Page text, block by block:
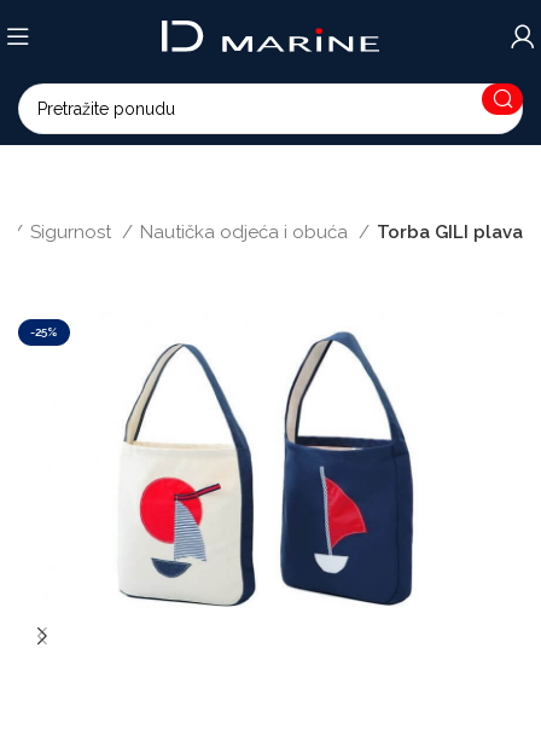
Sigurnost Nautička odjeća i obuća Torba GILI plava
-25%